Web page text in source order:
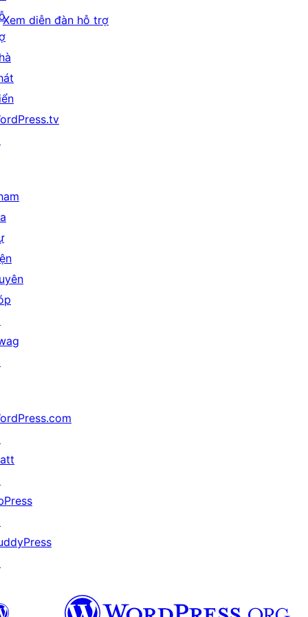
Xem diễn đàn hỗ trợ